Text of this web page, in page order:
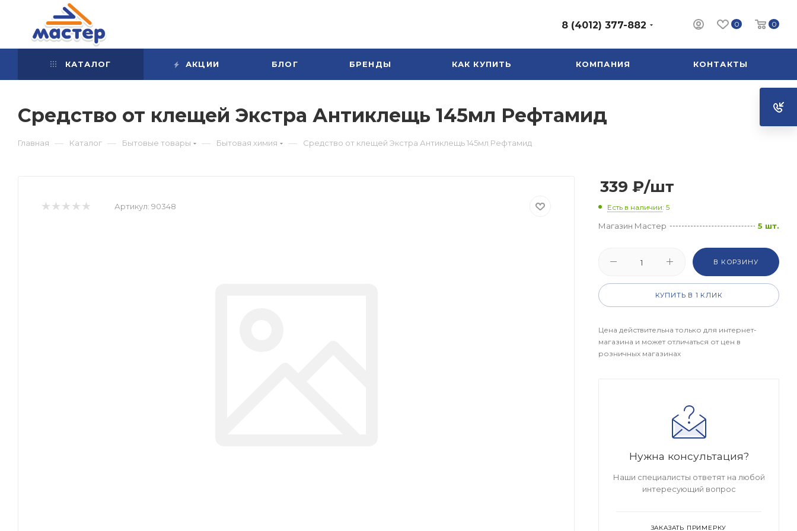
0 0
8 (4012) 377-882
КАТАЛОГ АКЦИИ БЛОГ БРЕНДЫ КАК КУПИТЬ КОМПАНИЯ КОНТАКТЫ
Средство от клещей Экстра Антиклещь 145мл Рефтамид
Главная — Каталог — Бытовые товары — Бытовая химия — Средство от клещей Экстра Антиклещь 145мл Рефтамид
Артикул: 90348
339 ₽/шт
Есть в наличии: 5
Магазин Мастер 5 шт.
В КОРЗИНУ
КУПИТЬ В 1 КЛИК
Цена действительна только для интернет-
магазина и может отличаться от цен в
розничных магазинах
Нужна консультация?
Наши специалисты ответят на любой
интересующий вопрос
ЗАКАЗАТЬ ПРИМЕРКУ